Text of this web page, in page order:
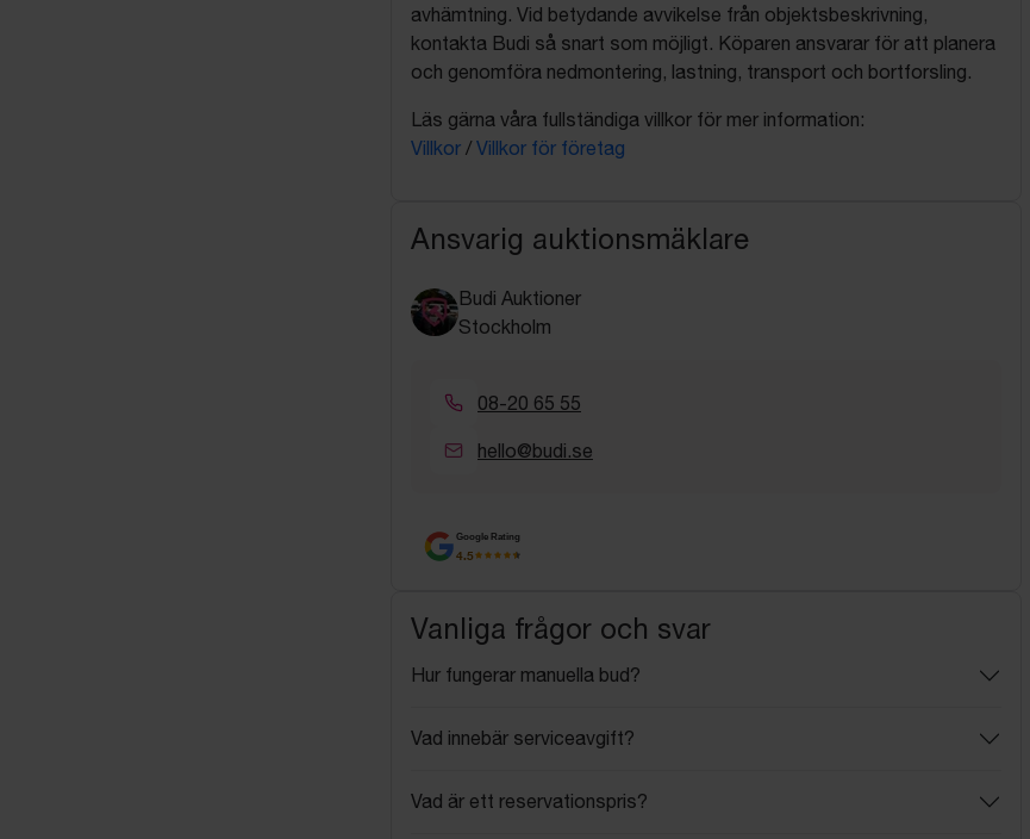
avhämtning. Vid betydande avvikelse från objektsbeskrivning,
kontakta Budi så snart som möjligt. Köparen ansvarar för att planera
och genomföra nedmontering, lastning, transport och bortforsling.
Läs gärna våra fullständiga villkor för mer information:
Villkor / Villkor för företag
Ansvarig auktionsmäklare
Budi Auktioner
Stockholm
08-20 65 55
hello@budi.se
Google Rating
4.5
Vanliga frågor och svar
Hur fungerar manuella bud?
Vad innebär serviceavgift?
Vad är ett reservationspris?